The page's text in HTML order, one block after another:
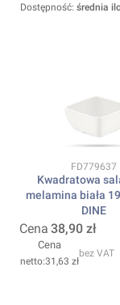
Dostępność: średnia
Kod
FD779637
Kwadratowa
melamina biała
DINE
Cena 38,90 zł
Cena
31,63 zł
bez VAT